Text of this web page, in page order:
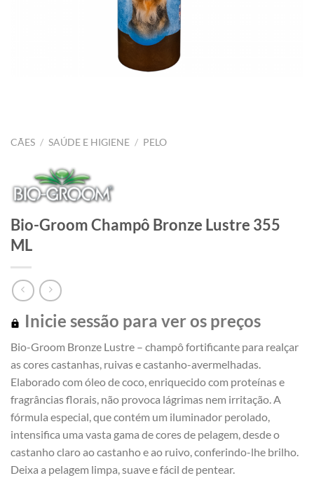
CÃES / SAÚDE E HIGIENE / PELO
Bio-Groom Champô Bronze Lustre 355
ML
Inicie sessão para ver os preços
Bio-Groom Bronze Lustre – champô fortificante para realçar
as cores castanhas, ruivas e castanho-avermelhadas.
Elaborado com óleo de coco, enriquecido com proteínas e
fragrâncias florais, não provoca lágrimas nem irritação. A
fórmula especial, que contém um iluminador perolado,
intensifica uma vasta gama de cores de pelagem, desde o
castanho claro ao castanho e ao ruivo, conferindo-lhe brilho.
Deixa a pelagem limpa, suave e fácil de pentear.